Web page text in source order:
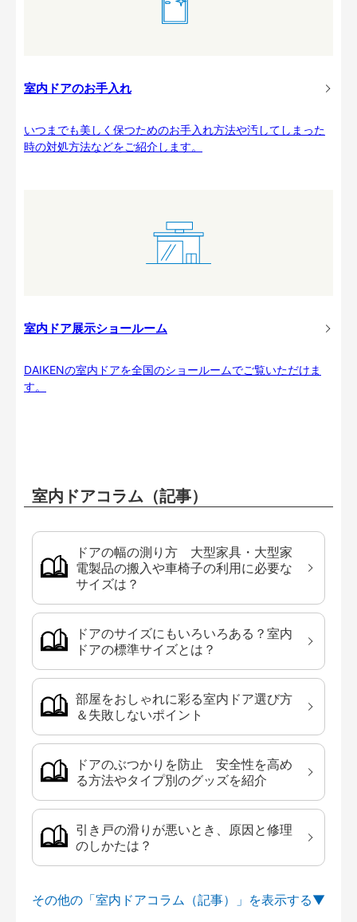
室内ドアのお手入れ
いつまでも美しく保つためのお手入れ方法や汚してしまった
時の対処方法などをご紹介します。
室内ドア展示ショールーム
DAIKENの室内ドアを全国のショールームでご覧いただけま
す。
室内ドアコラム（記事）
ドアの幅の測り方 大型家具・大型家
電製品の搬入や車椅子の利用に必要な
サイズは？
ドアのサイズにもいろいろある？室内
ドアの標準サイズとは？
部屋をおしゃれに彩る室内ドア選び方
＆失敗しないポイント
ドアのぶつかりを防止 安全性を高め
る方法やタイプ別のグッズを紹介
引き戸の滑りが悪いとき、原因と修理
のしかたは？
その他の「室内ドアコラム（記事）」を